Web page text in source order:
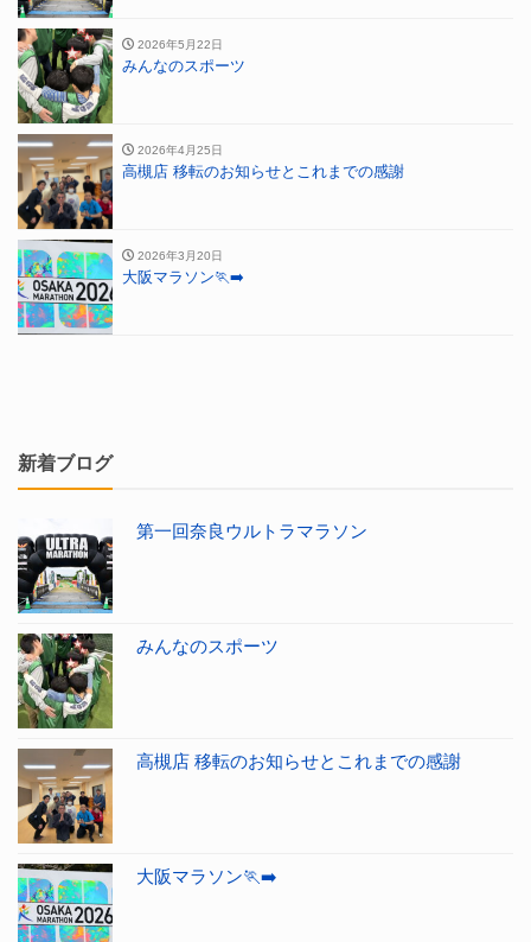
2026年5月22日
みんなのスポーツ
2026年4月25日
高槻店 移転のお知らせとこれまでの感謝
2026年3月20日
大阪マラソン🏃‍➡️
新着ブログ
第一回奈良ウルトラマラソン
みんなのスポーツ
高槻店 移転のお知らせとこれまでの感謝
大阪マラソン🏃‍➡️